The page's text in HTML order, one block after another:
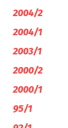
2004/2
2004/1
2003/1
2000/2
2000/1
95/1